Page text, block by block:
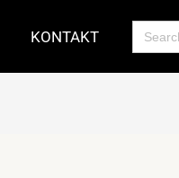
KONTAKT
Search
for: